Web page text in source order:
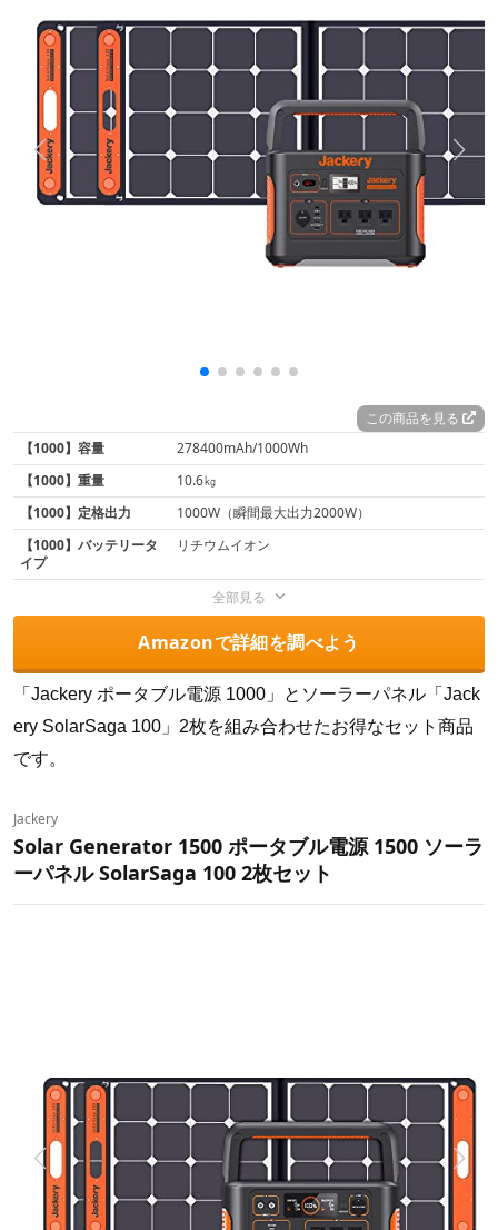
この商品を見る
【1000】容量
278400mAh/1000Wh
【1000】重量
10.6㎏
【1000】定格出力
1000W（瞬間最大出力2000W）
【1000】バッテリータ
イプ
‎リチウムイオン
全部見る
Amazonで詳細を調べよう
「Jackery ポータブル電源 1000」とソーラーパネル「Jack
ery SolarSaga 100」2枚を組み合わせたお得なセット商品
です。
Jackery
Solar Generator 1500 ポータブル電源 1500 ソーラ
ーパネル SolarSaga 100 2枚セット